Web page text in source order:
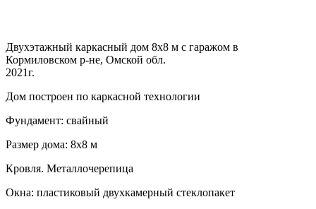
Двухэтажный каркасный дом 8х8 м с гаражом в
Кормиловском р-не, Омской обл.
2021г.
Дом построен по каркасной технологии
Фундамент: свайный
Размер дома: 8х8 м
Кровля. Металлочерепица
Окна: пластиковый двухкамерный стеклопакет